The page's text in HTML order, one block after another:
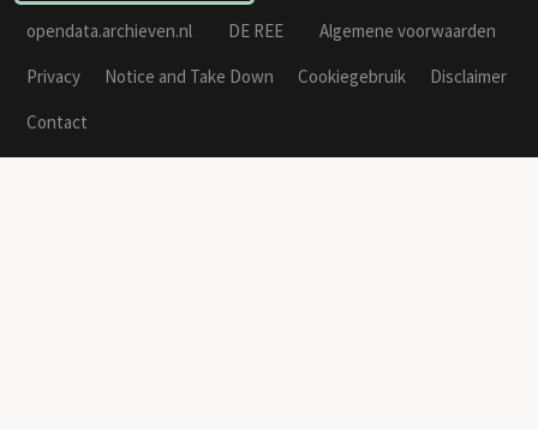
opendata.archieven.nl DE REE
Algemene voorwaarden
Privacy
Notice and Take Down Cookiegebruik
Disclaimer
Contact